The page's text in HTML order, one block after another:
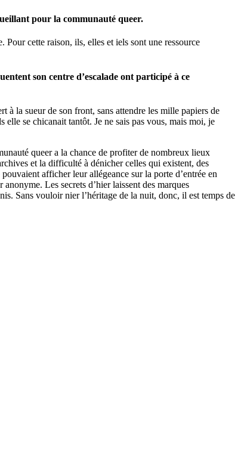
pour la communauté queer.
Pour cette raison, ils, elles et iels sont une ressource
son centre d’escalade ont participé à ce
à la sueur de son front, sans attendre les mille papiers de
se chicanait tantôt. Je ne sais pas vous, mais moi, je
queer a la chance de profiter de nombreux lieux
et la difficulté à dénicher celles qui existent, des
afficher leur allégeance sur la porte d’entrée en
Les secrets d’hier laissent des marques
Sans vouloir nier l’héritage de la nuit, donc, il est temps de